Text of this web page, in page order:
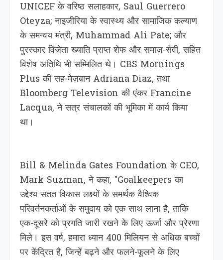
UNICEF के वरिष्ठ सलाहकार, Saul Guerrero
Oteyza; नाइजीरिया के स्वास्थ्य और सामाजिक कल्याण
के समन्वय मंत्री, Muhammad Ali Pate; और
पुरस्कार विजेता ख्याति प्राप्त शेफ और समाज-सेवी, सहित
विशेष अतिथि भी सम्मिलित थे। CBS Mornings
Plus की सह-मेज़बान Adriana Diaz, तथा
Bloomberg Television की एंकर Francine
Lacqua, ने सत्र संचालकों की भूमिका में कार्य किया
था।
Bill & Melinda Gates Foundation के CEO,
Mark Suzman, ने कहा, "Goalkeepers का
उद्देश्य सतत विकास लक्ष्यों के समर्थक वैश्विक
परिवर्तनकर्ताओं के समुदाय को एक साथ लाना है, ताकि
एक-दूसरे को प्रगति जारी रखने के लिए ऊर्जा और प्रेरणा
मिले। इस वर्ष, हमारा ध्यान 400 मिलियन से अधिक बच्चों
पर केंद्रित है, जिन्हें बढ़ने और फलने-फूलने के लिए